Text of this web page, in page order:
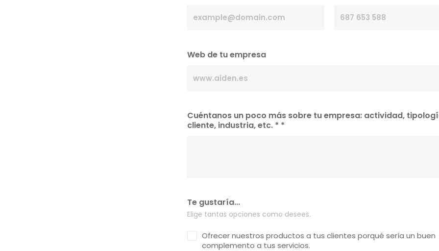
Web de tu empresa
Cuéntanos un poco más sobre tu empresa: actividad,
cliente, industria, etc. * *
Te gustaría...
Elige tantas opciones como desees.
Ofrecer nuestros productos a tus clientes porqué sería un buen
complemento a tus servicios.